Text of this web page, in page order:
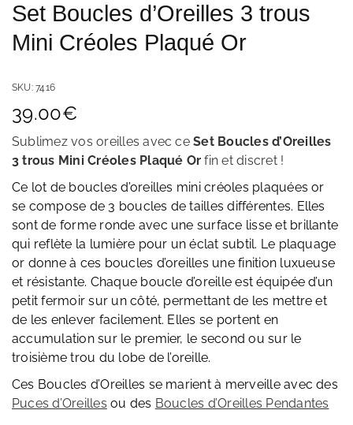
Set Boucles d’Oreilles 3 trous
Mini Créoles Plaqué Or
SKU:7416
39.00€
Sublimez vos oreilles avec ceSet Boucles d’Oreilles
3 trous Mini Créoles Plaqué Or fin et discret !
Ce lot de boucles d’oreilles mini créoles plaquées or
se compose de 3 boucles de tailles différentes. Elles
sont de forme ronde avec une surface lisse et brillante
qui reflète la lumière pour un éclat subtil. Le plaquage
or donne à ces boucles d’oreilles une finition luxueuse
et résistante. Chaque boucle d’oreille est équipée d’un
petit fermoir sur un côté, permettant de les mettre et
de les enlever facilement. Elles se portent en
accumulation sur le premier, le second ou sur le
troisième trou du lobe de l’oreille.
Ces Boucles d’Oreilles se marient à merveille avec des
Puces d’Oreilles ou des Boucles d’Oreilles Pendantes